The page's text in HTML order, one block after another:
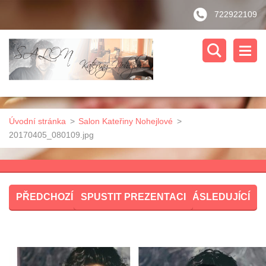
722922109
Úvodní stránka > Salon Kateřiny Nohejlové >
20170405_080109.jpg
PŘEDCHOZÍ SPUSTIT PREZENTACI NÁSLEDUJÍCÍ